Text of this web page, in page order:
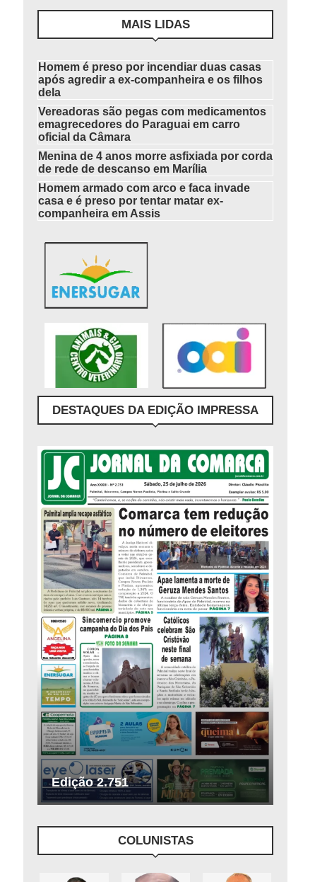
MAIS LIDAS
Homem é preso por incendiar duas casas
após agredir a ex-companheira e os filhos
dela
Vereadoras são pegas com medicamentos
emagrecedores do Paraguai em carro
oficial da Câmara
Menina de 4 anos morre asfixiada por corda
de rede de descanso em Marília
Homem armado com arco e faca invade
casa e é preso por tentar matar ex-
companheira em Assis
DESTAQUES DA EDIÇÃO IMPRESSA
Edição 2.751
COLUNISTAS